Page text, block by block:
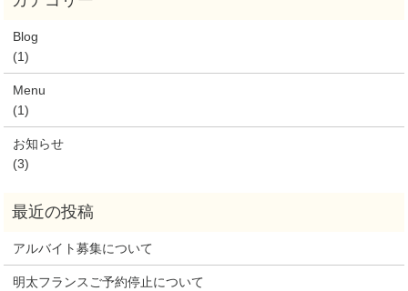
Blog
(1)
Menu
(1)
お知らせ
(3)
アルバイト募集について
明太フランスご予約停止について